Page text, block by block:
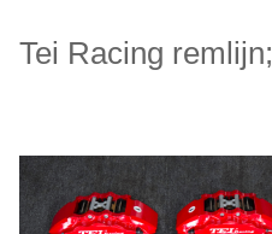
Tei Racing remlijn;